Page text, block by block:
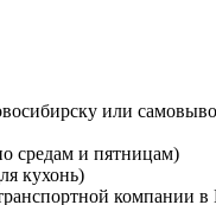
или
средам и пятницам)
кухонь)
компании